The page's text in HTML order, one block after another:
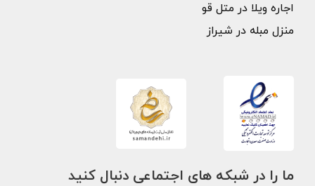
اجاره ویلا در متل قو
منزل مبله در شیراز
ما را در شبکه های اجتماعی دنبال کنید